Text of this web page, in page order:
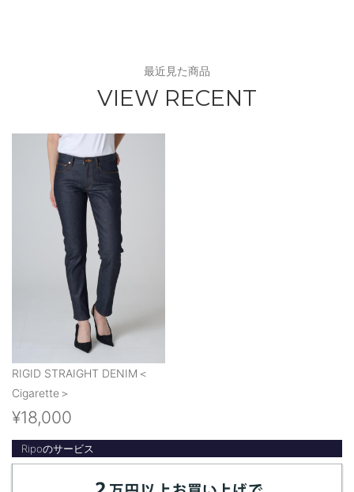
最近見た商品
VIEW RECENT
RIGID STRAIGHT DENIM＜
Cigarette＞
¥18,000
Ripoのサービス